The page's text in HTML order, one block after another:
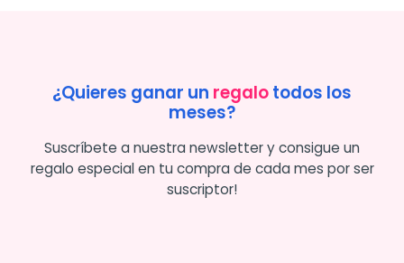
¿Quieres ganar un regalotodos los
meses?
Suscríbete a nuestra newsletter y consigue un
regalo especial en tu compra de cada mes por ser
suscriptor!